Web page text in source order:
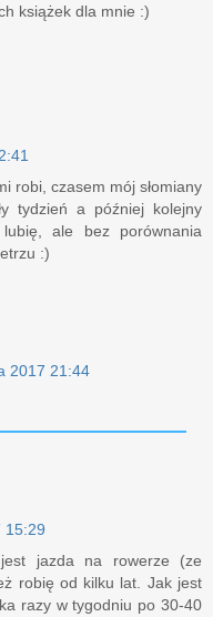
książek dla mnie :)
robi, czasem mój słomiany
tydzień a później kolejny
ale bez porównania
:)
2017 21:44
15:29
jazda na rowerze (ze
robię od kilku lat. Jak jest
razy w tygodniu po 30-40